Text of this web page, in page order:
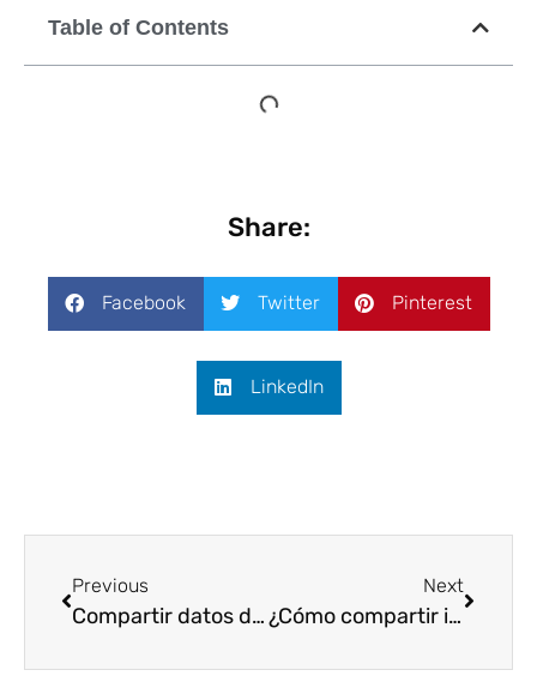
Table of Contents
Share:
Facebook Twitter Pinterest
LinkedIn
Previous
Compartir datos de internet con Android: 8 Métodos
Next
¿Cómo compartir internet desde iPhone?